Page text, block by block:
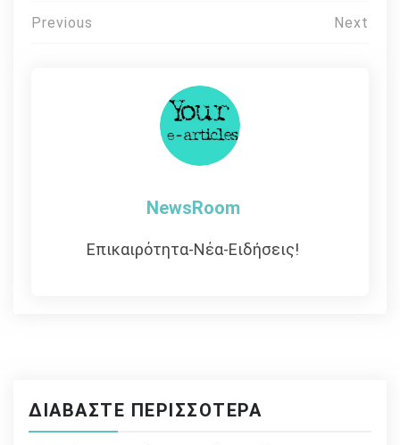
Πλοήγηση
Previous Next
NewsRoom
Επικαιρότητα-Νέα-Ειδήσεις!
ΔΙΑΒΆΣΤΕ ΠΕΡΙΣΣΌΤΕΡΑ